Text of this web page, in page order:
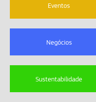
Eventos
Negócios
Sustentabilidade